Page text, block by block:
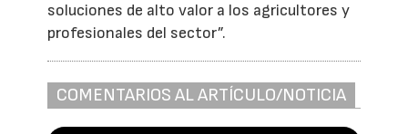
soluciones de alto valor a los agricultores y
profesionales del sector”.
COMENTARIOS AL ARTÍCULO/NOTICIA